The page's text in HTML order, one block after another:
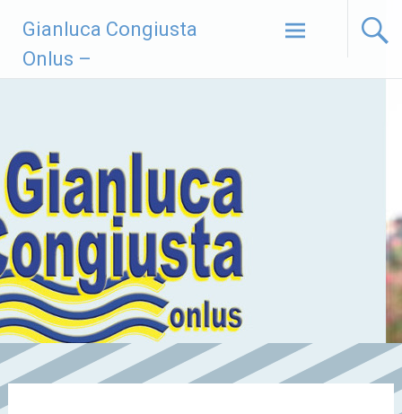
contenuto
Gianluca Congiusta
Onlus –